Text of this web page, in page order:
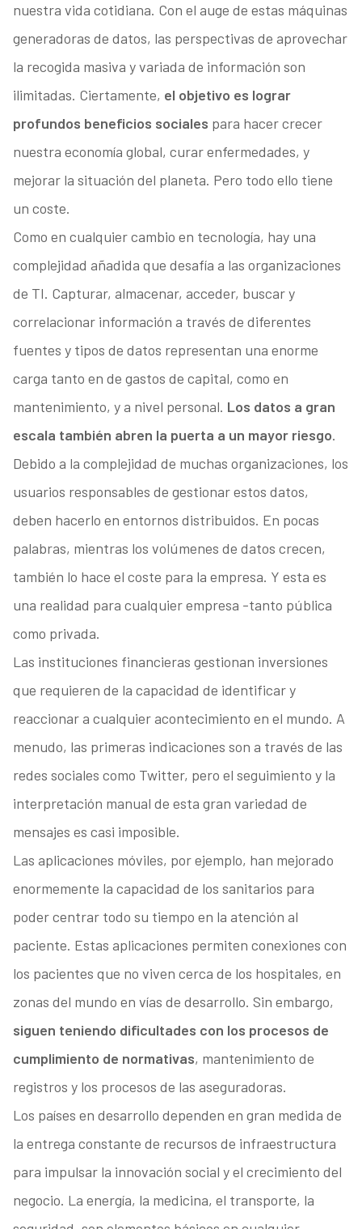
nuestra vida cotidiana. Con el auge de estas máquinas
generadoras de datos, las perspectivas de aprovechar
la recogida masiva y variada de información son
ilimitadas. Ciertamente, el objetivo es lograr
profundos beneficios sociales para hacer crecer
nuestra economía global, curar enfermedades, y
mejorar la situación del planeta. Pero todo ello tiene
un coste.
Como en cualquier cambio en tecnología, hay una
complejidad añadida que desafía a las organizaciones
de TI. Capturar, almacenar, acceder, buscar y
correlacionar información a través de diferentes
fuentes y tipos de datos representan una enorme
carga tanto en de gastos de capital, como en
mantenimiento, y a nivel personal. Los datos a gran
escala también abren la puerta a un mayor riesgo.
Debido a la complejidad de muchas organizaciones, los
usuarios responsables de gestionar estos datos,
deben hacerlo en entornos distribuidos. En pocas
palabras, mientras los volúmenes de datos crecen,
también lo hace el coste para la empresa. Y esta es
una realidad para cualquier empresa -tanto pública
como privada.
Las instituciones financieras gestionan inversiones
que requieren de la capacidad de identificar y
reaccionar a cualquier acontecimiento en el mundo. A
menudo, las primeras indicaciones son a través de las
redes sociales como Twitter, pero el seguimiento y la
interpretación manual de esta gran variedad de
mensajes es casi imposible.
Las aplicaciones móviles, por ejemplo, han mejorado
enormemente la capacidad de los sanitarios para
poder centrar todo su tiempo en la atención al
paciente. Estas aplicaciones permiten conexiones con
los pacientes que no viven cerca de los hospitales, en
zonas del mundo en vías de desarrollo. Sin embargo,
siguen teniendo dificultades con los procesos de
cumplimiento de normativas, mantenimiento de
registros y los procesos de las aseguradoras.
Los países en desarrollo dependen en gran medida de
la entrega constante de recursos de infraestructura
para impulsar la innovación social y el crecimiento del
negocio. La energía, la medicina, el transporte, la